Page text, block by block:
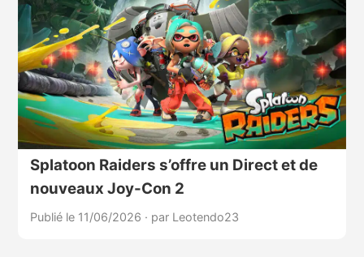
Splatoon Raiders s’offre un Direct et de
nouveaux Joy-Con 2
Publié le 11/06/2026 · par Leotendo23